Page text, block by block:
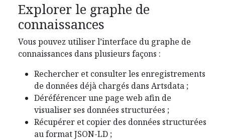
Explorer le graphe de
connaissances
Vous pouvez utiliser l’interface du graphe de
connaissances dans plusieurs façons :
Rechercher et consulter les enregistrements
de données déjà chargés dans Artsdata ;
Déréférencer une page web afin de
visualiser ses données structurées ;
Récupérer et copier des données structurées
au format JSON-LD ;